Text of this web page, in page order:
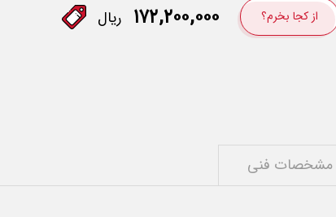
از کجا بخرم؟ ۱۷۲,۲۰۰,۰۰۰ ریال
مشخصات فنی